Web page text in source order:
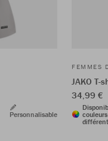
Personnalisable
FEMMES
JAKO T-
34,99 €
couleurs